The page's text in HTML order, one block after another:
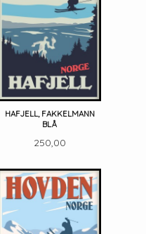
HAFJELL, FAKKELMANN
BLÅ
Pris
250,00